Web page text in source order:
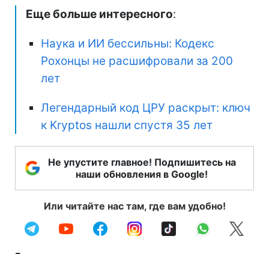
Еще больше интересного:
Наука и ИИ бессильны: Кодекс
Рохонцы не расшифровали за 200
лет
Легендарный код ЦРУ раскрыт: ключ
к Kryptos нашли спустя 35 лет
Не упустите главное! Подпишитесь на
наши обновления в Google!
Или читайте нас там, где вам удобно!